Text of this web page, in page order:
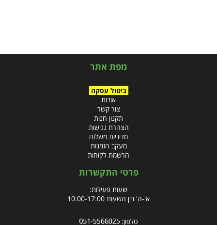
מפת אתר
ביטול עסקה
אודות
צור קשר
תקנון חנות
הצהרת נגישות
מדיניות משלוח
מעקב הזמנות
הרשמת לקוחות
פרטי התקשרות
שעות פעילות:
א'-ה' בין השעות 10:00-17:00
טלפון: